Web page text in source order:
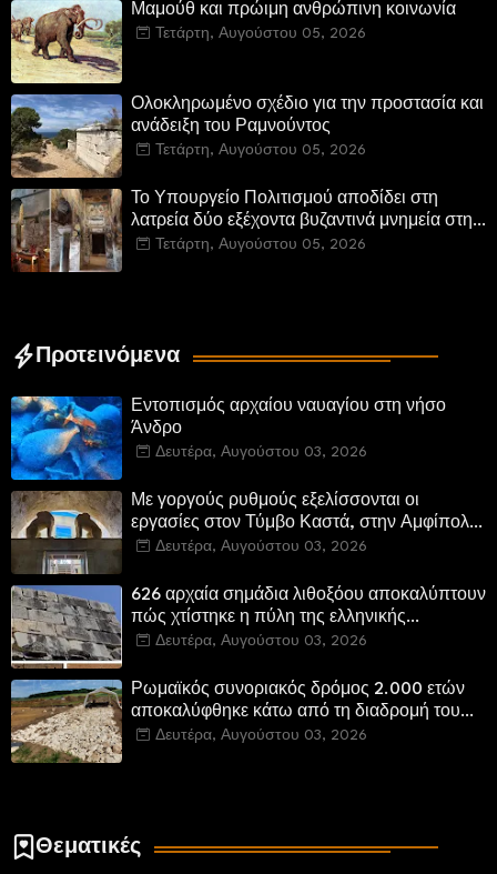
Μαμούθ και πρώιμη ανθρώπινη κοινωνία
Τετάρτη, Αυγούστου 05, 2026
Ολοκληρωμένο σχέδιο για την προστασία και
ανάδειξη του Ραμνούντος
Τετάρτη, Αυγούστου 05, 2026
Το Υπουργείο Πολιτισμού αποδίδει στη
λατρεία δύο εξέχοντα βυζαντινά μνημεία στην
Καστοριά και έπεται το αποκαταστημένο
Τετάρτη, Αυγούστου 05, 2026
Προτεινόμενα
Εντοπισμός αρχαίου ναυαγίου στη νήσο
Άνδρο
Δευτέρα, Αυγούστου 03, 2026
Με γοργούς ρυθμούς εξελίσσονται οι
εργασίες στον Τύμβο Καστά, στην Αμφίπολη.
Αποδίδονται μνημεία της πόλης
Δευτέρα, Αυγούστου 03, 2026
626 αρχαία σημάδια λιθοξόου αποκαλύπτουν
πώς χτίστηκε η πύλη της ελληνικής
Πτολεμαΐδας στη Λιβύη
Δευτέρα, Αυγούστου 03, 2026
Ρωμαϊκός συνοριακός δρόμος 2.000 ετών
αποκαλύφθηκε κάτω από τη διαδρομή του
νέου αυτοκινητόδρομου Α8 της Γερμανίας
Δευτέρα, Αυγούστου 03, 2026
Θεματικές